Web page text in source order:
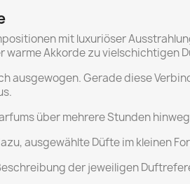
mit luxuriöser
Akkorde zu vielschichtigen
ausgewogen. Gerade diese
über mehrere Stunden
ausgewählte Düfte im kleinen
der jeweiligen